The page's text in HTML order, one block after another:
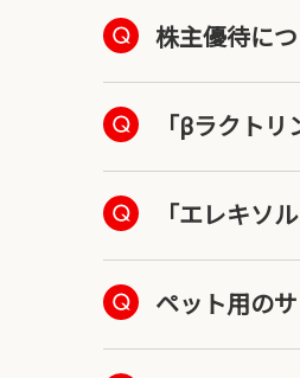
株主優待につ
「βラクト
「エレキソ
ペット用の